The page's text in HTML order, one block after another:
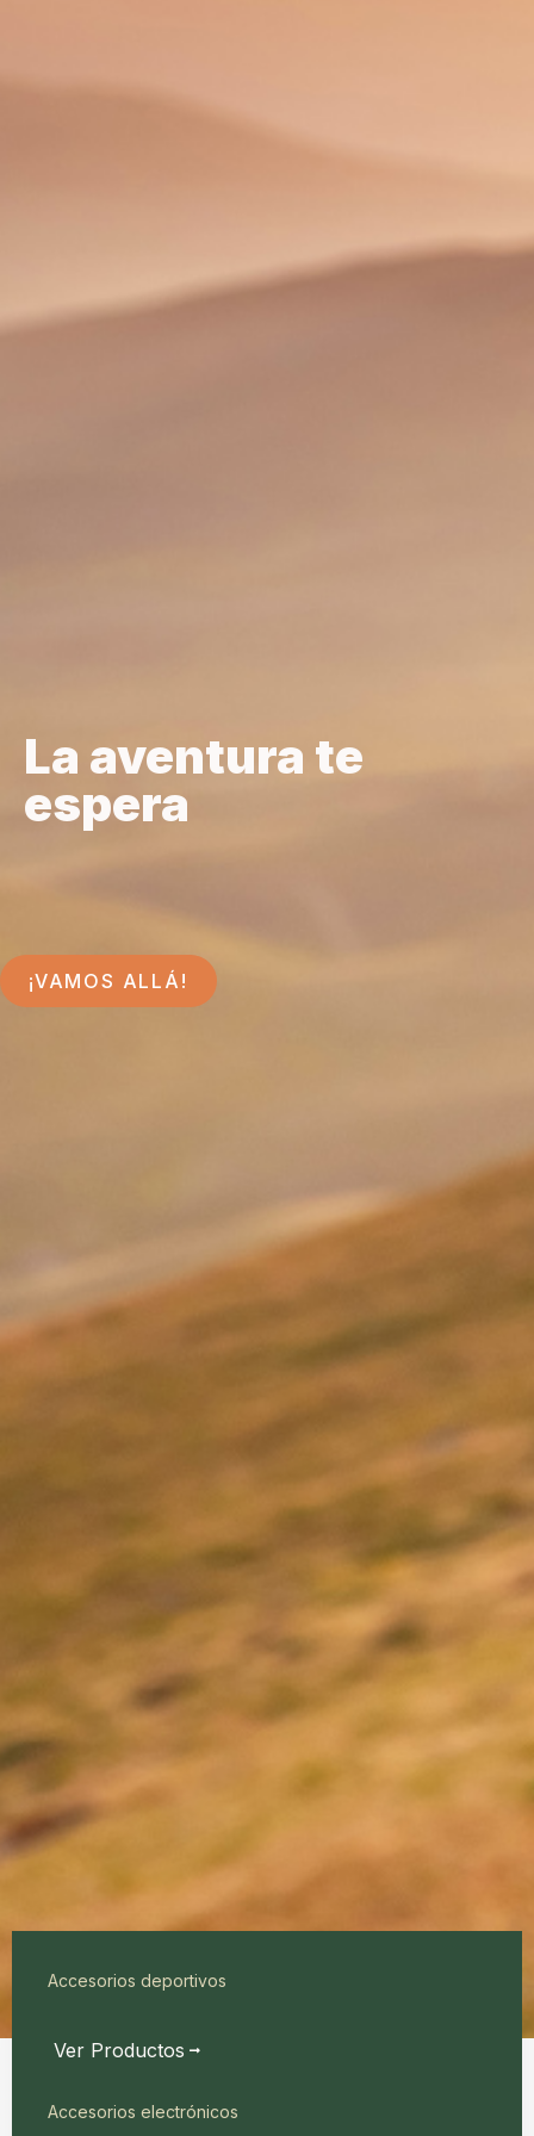
La aventura te
espera
¡VAMOS ALLÁ!
Accesorios deportivos
Ver Productos
Accesorios electrónicos